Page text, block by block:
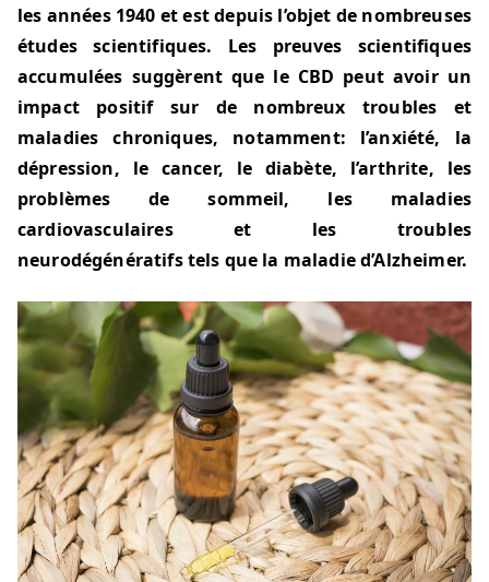
un
allié
contre
?
les années 1940 et est depuis l’objet de nombreuses
études scientifiques. Les preuves scientifiques
accumulées suggèrent que le CBD peut avoir un
impact positif sur de nombreux troubles et
maladies chroniques, notamment: l’anxiété, la
dépression, le cancer, le diabète, l’arthrite, les
problèmes de sommeil, les maladies
cardiovasculaires et les troubles
neurodégénératifs tels que la maladie d’Alzheimer.